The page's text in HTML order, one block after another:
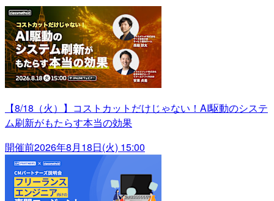
【8/18（火）】コストカットだけじゃない！AI駆動のシステ
ム刷新がもたらす本当の効果
開催前2026年8月18日(火) 15:00